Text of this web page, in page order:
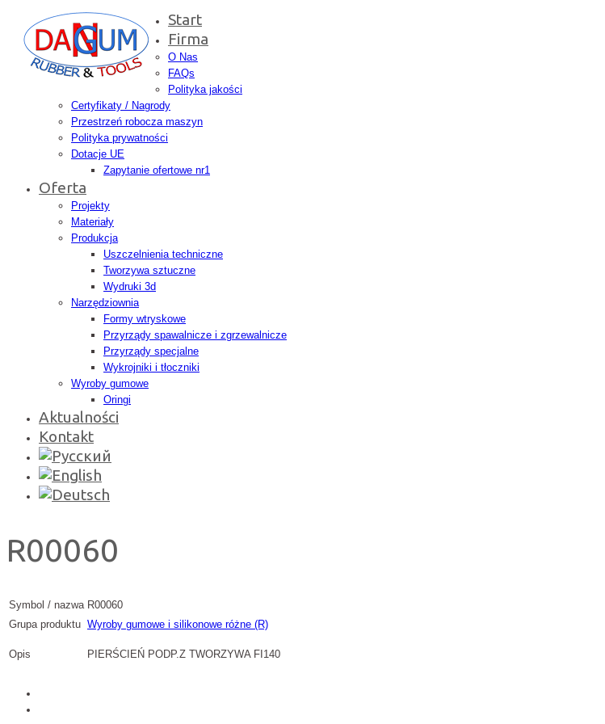
Start
Firma
O Nas
FAQs
Polityka jakości
Certyfikaty / Nagrody
Przestrzeń robocza maszyn
Polityka prywatności
Dotacje UE
Zapytanie ofertowe nr1
Oferta
Projekty
Materiały
Produkcja
Uszczelnienia techniczne
Tworzywa sztuczne
Wydruki 3d
Narzędziownia
Formy wtryskowe
Przyrządy spawalnicze i zgrzewalnicze
Przyrządy specjalne
Wykrojniki i tłoczniki
Wyroby gumowe
Oringi
Aktualności
Kontakt
R00060
Symbol / nazwa R00060
Grupa produktu Wyroby gumowe i silikonowe różne (R)
Opis PIERŚCIEŃ PODP.Z TWORZYWA FI140